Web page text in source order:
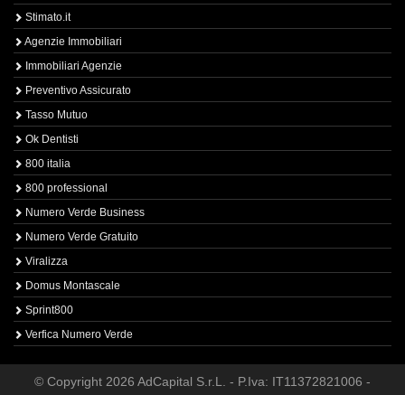
Stimato.it
Agenzie Immobiliari
Immobiliari Agenzie
Preventivo Assicurato
Tasso Mutuo
Ok Dentisti
800 italia
800 professional
Numero Verde Business
Numero Verde Gratuito
Viralizza
Domus Montascale
Sprint800
Verfica Numero Verde
© Copyright 2026 AdCapital S.r.L. - P.Iva: IT11372821006 -